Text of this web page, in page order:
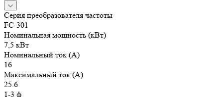
Серия преобразователя частоты
FC-301
Номинальная мощность (кВт)
7,5 кВт
Номинальный ток (А)
16
Максимальный ток (А)
25.6
1-3 ф